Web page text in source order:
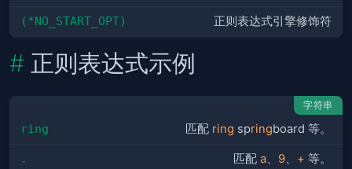
(*NO_START_OPT) 正则表达式引擎修饰符
正则表达式示例
字符串
ring 匹配 ring springboard 等。
. 匹配 a、 9、 + 等。